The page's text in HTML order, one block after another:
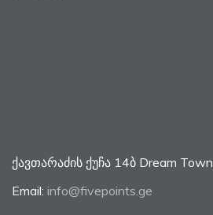
ქავთარაძის ქუჩა 14ბ Dream Town
Email: info@fivepoints.ge